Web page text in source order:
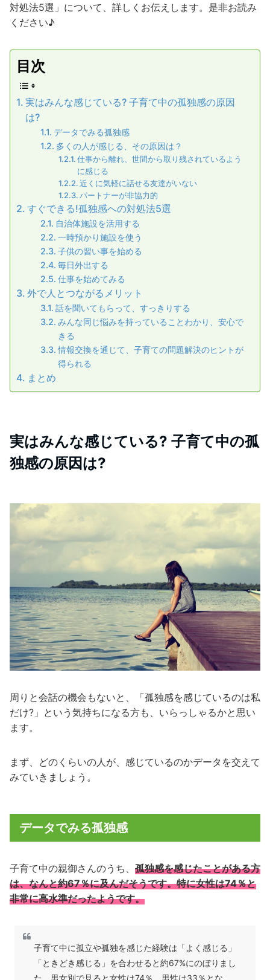
対処法5選」について、詳しくお伝えします。是非お読み
ください♪
目次
実はみんな感じている? 子育て中の孤独感の原因
は?
データでみる孤独感
多くの人が感じる、その原因は？
仕事から離れ、世間から取り残されているよう
に感じる
近くに気軽に話せる友達がいない
パートナーが非協力的
すぐできる!孤独感への対処法5選
自治体施設を活用する
一時預かり施設を使う
子供の習い事を始める
毎日外出する
仕事を始めてみる
外で人とつながるメリット
話を聞いてもらって、すっきりする
みんな同じ悩みを持っていることわかり、安心で
きる
情報交換を通じて、子育ての問題解決のヒントが
得られる
まとめ
実はみんな感じている? 子育て中の孤
独感の原因は?
周りと会話の機会もないと、「孤独感を感じているのは私
だけ?」という気持ちになる方も、いらっしゃるかと思い
ます。
まず、どのくらいの人が、感じているのかデータを交えて
みていきましょう。
データでみる孤独感
子育て中の親御さんのうち、 孤独感を感じたことがある方
は、なんと約67％に及んだそうです。特に女性は74％と
非常に高水準だったようです。
子育て中に孤立や孤独を感じた​経験は「よく感じる」
「ときどき感じる」を合わせると約67%にのぼりまし
た。男女別で見ると女性は74％、男性は33％とな